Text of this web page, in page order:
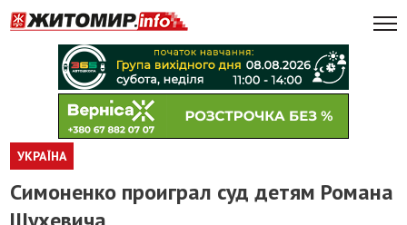
УКРАЇНА
Симоненко проиграл суд детям Романа